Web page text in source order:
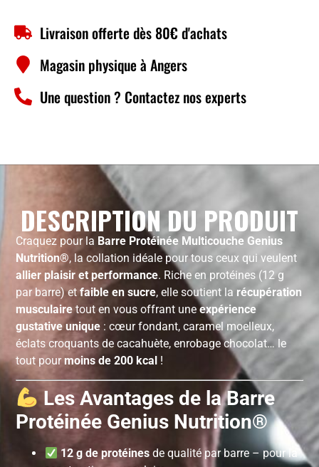
Livraison offerte dès 80€ d'achats
Magasin physique à Angers
Une question ? Contactez nos experts
DESCRIPTION DU PRODUIT
Craquez pour la Barre Protéinée Multicouche Genius
Nutrition®, la collation idéale pour tous ceux qui veulent
allier plaisir et performance. Riche en protéines (12 g
par barre) etfaible en sucre, elle soutient la récupération
musculaire tout en vous offrant uneexpérience
gustative unique : cœur fondant, caramel moelleux,
éclats croquants de cacahuète, enrobage chocolat… le
tout pour moins de 200 kcal !
Les Avantages de la Barre
Protéinée Genius Nutrition®
12 g de protéinesde qualité par barre – pour la